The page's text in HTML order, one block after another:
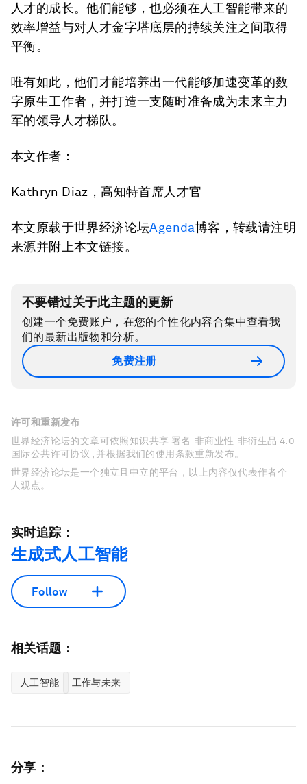
人才的成长。他们能够，也必须在人工智能带来的
效率增益与对人才金字塔底层的持续关注之间取得
平衡。
唯有如此，他们才能培养出一代能够加速变革的数
字原生工作者，并打造一支随时准备成为未来主力
军的领导人才梯队。
本文作者：
Kathryn Diaz，高知特首席人才官
本文原载于世界经济论坛Agenda博客，转载请注明
来源并附上本文链接。
不要错过关于此主题的更新
创建一个免费账户，在您的个性化内容合集中查看我
们的最新出版物和分析。
免费注册
许可和重新发布
世界经济论坛的文章可依照知识共享 署名-非商业性-非衍生品 4.0
国际公共许可协议 , 并根据我们的使用条款重新发布。
世界经济论坛是一个独立且中立的平台，以上内容仅代表作者个
人观点。
实时追踪：
生成式人工智能
Follow
相关话题：
人工智能 工作与未来
分享：